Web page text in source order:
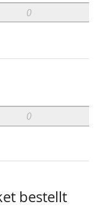
bestellt